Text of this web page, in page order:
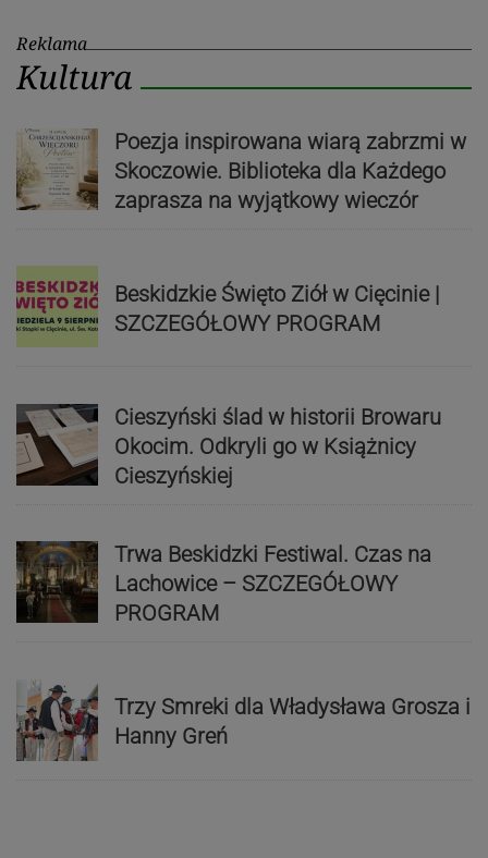
Reklama
Kultura
Poezja inspirowana wiarą zabrzmi w
Skoczowie. Biblioteka dla Każdego
zaprasza na wyjątkowy wieczór
Beskidzkie Święto Ziół w Cięcinie |
SZCZEGÓŁOWY PROGRAM
Cieszyński ślad w historii Browaru
Okocim. Odkryli go w Książnicy
Cieszyńskiej
Trwa Beskidzki Festiwal. Czas na
Lachowice – SZCZEGÓŁOWY
PROGRAM
Trzy Smreki dla Władysława Grosza i
Hanny Greń